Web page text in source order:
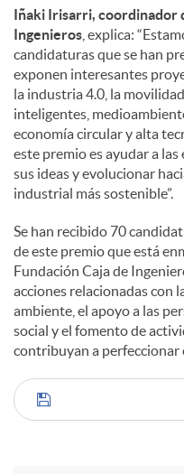
Iñaki Irisarri, coordinador
Ingenieros , explica:
candidaturas que se han
exponen interesantes
la industria 4.0, la
inteligentes,
economía circular y alta
este premio es ayudar a
sus ideas y evolucionar
industrial más sostenible”.
Se han recibido 70
de este premio que está
Fundación Caja de
acciones relacionadas con
ambiente, el apoyo a las
social y el fomento de
contribuyan a perfeccionar
C